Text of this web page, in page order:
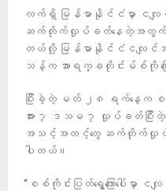
လက်ရှိ မြန်မာနိုင်ငံမှာ င
ဆက်တိုက်လှုပ်ခတ်နေတဲ့အတွက်
တယ်လို့ မြန်မာနိုင်ငံငလျင်အသ
သန့်က အာရက္ခတိုင်းမ်စ်ကို ပြ
ပြီးခဲ့တဲ့ မတ် ၂၈ ရက်နေ့က စစ်
အား ၇ ဒသမ ၇ လှုပ်ခတ်ပြီး
အသင့်အတင့်တွေ ဆက်တိုက်လှုပ်ခဲ့မူ
ပါတယ်။
“စစ်ကိုင်းပြတ်ရွေ့ကြောပေါ်မှာ